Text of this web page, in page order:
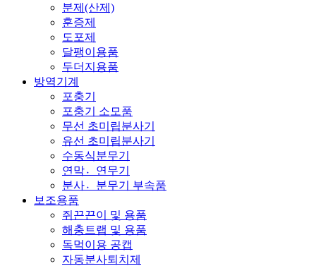
분제(산제)
훈증제
도포제
달팽이용품
두더지용품
방역기계
포충기
포충기 소모품
무선 초미립분사기
유선 초미립분사기
수동식분무기
연막연〮무기
분사분〮무기 부속품
보조용품
쥐끈끈이 및 용품
해충트랩 및 용품
독먹이용 공캡
자동분사퇴치제